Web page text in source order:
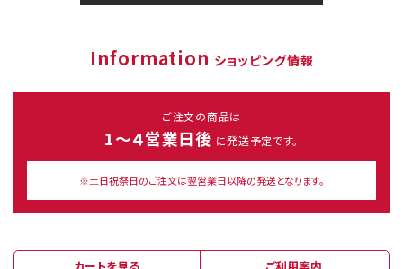
Information ショッピング情報
ご注文の商品は
1～４営業日後 に発送予定です。
※土日祝祭日のご注文は翌営業日以降の発送となります。
カートを見る ご利用案内